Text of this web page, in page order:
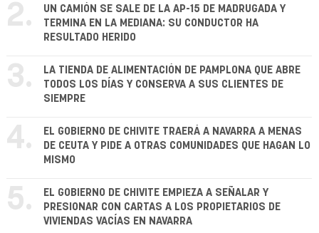
2.
UN CAMIÓN SE SALE DE LA AP-15 DE MADRUGADA Y
TERMINA EN LA MEDIANA: SU CONDUCTOR HA
RESULTADO HERIDO
3.
LA TIENDA DE ALIMENTACIÓN DE PAMPLONA QUE ABRE
TODOS LOS DÍAS Y CONSERVA A SUS CLIENTES DE
SIEMPRE
4.
EL GOBIERNO DE CHIVITE TRAERÁ A NAVARRA A MENAS
DE CEUTA Y PIDE A OTRAS COMUNIDADES QUE HAGAN LO
MISMO
5.
EL GOBIERNO DE CHIVITE EMPIEZA A SEÑALAR Y
PRESIONAR CON CARTAS A LOS PROPIETARIOS DE
VIVIENDAS VACÍAS EN NAVARRA